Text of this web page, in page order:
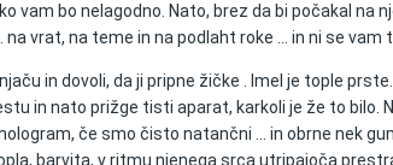
vam bo nelagodno. Nato, brez da bi počakal
vrat, na teme in na podlaht roke … in ni se vam
in dovoli, da ji pripne žičke . Imel je tople
in nato prižge tisti aparat, karkoli je že to bilo.
če smo čisto natančni … in obrne nek
barvita, v ritmu njenega srca utripajoča